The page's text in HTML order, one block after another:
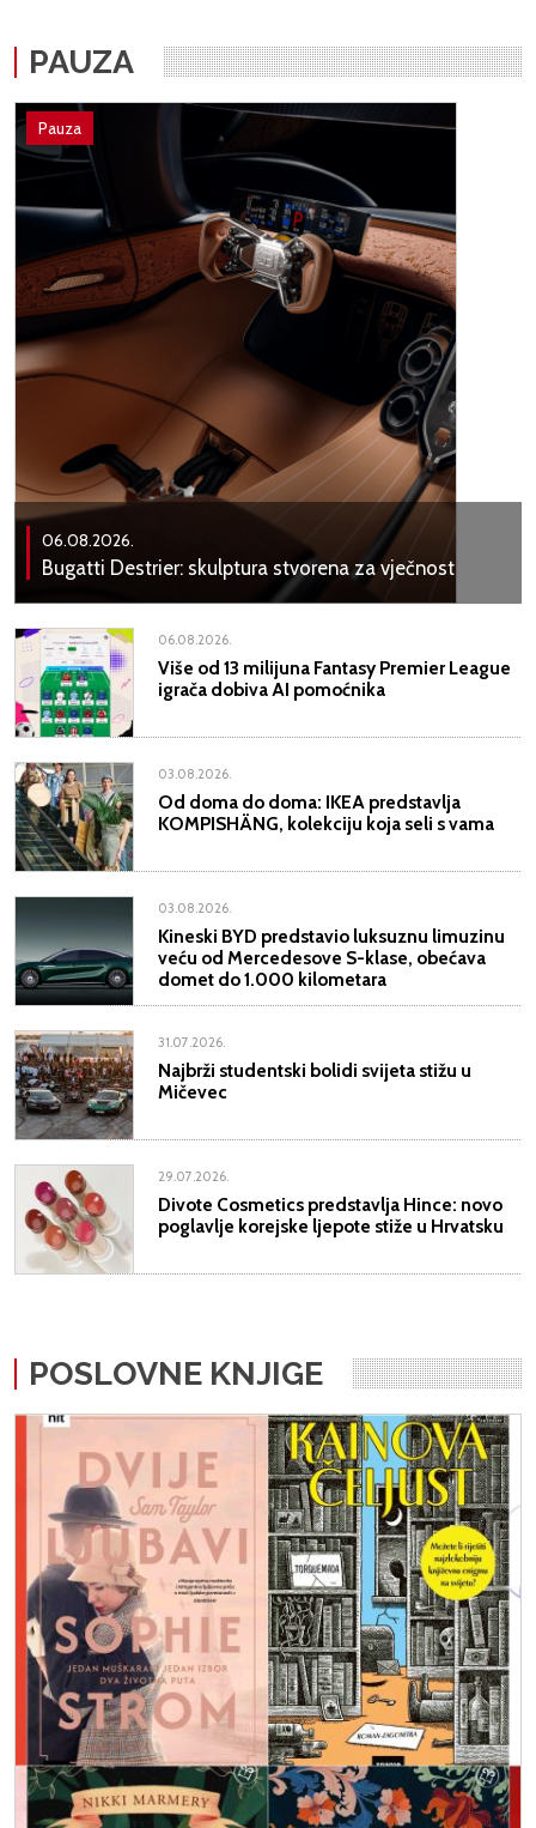
PAUZA
Pauza
06.08.2026.
Bugatti Destrier: skulptura stvorena za vječnost
06.08.2026.
Više od 13 milijuna Fantasy Premier League
igrača dobiva AI pomoćnika
03.08.2026.
Od doma do doma: IKEA predstavlja
KOMPISHÄNG, kolekciju koja seli s vama
03.08.2026.
Kineski BYD predstavio luksuznu limuzinu
veću od Mercedesove S-klase, obećava
domet do 1.000 kilometara
31.07.2026.
Najbrži studentski bolidi svijeta stižu u
Mičevec
29.07.2026.
Divote Cosmetics predstavlja Hince: novo
poglavlje korejske ljepote stiže u Hrvatsku
POSLOVNE KNJIGE